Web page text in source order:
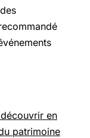
en
patrimoine